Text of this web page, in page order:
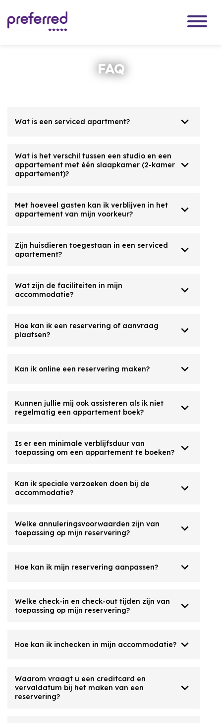
FAQ
Wat is een serviced apartment? expand_more
Wat is het verschil tussen een studio en een
appartement met één slaapkamer (2-kamer
appartement)?
expand_more
Met hoeveel gasten kan ik verblijven in het
appartement van mijn voorkeur?
expand_more
Zijn huisdieren toegestaan in een serviced
apartement?
expand_more
Wat zijn de faciliteiten in mijn
accommodatie?
expand_more
Hoe kan ik een reservering of aanvraag
plaatsen?
expand_more
Kan ik online een reservering maken? expand_more
Kunnen jullie mij ook assisteren als ik niet
regelmatig een appartement boek?
expand_more
Is er een minimale verblijfsduur van
toepassing om een ​​appartement te boeken?
expand_more
Kan ik speciale verzoeken doen bij de
accommodatie?
expand_more
Welke annuleringsvoorwaarden zijn van
toepassing op mijn reservering?
expand_more
Hoe kan ik mijn reservering aanpassen? expand_more
Welke check-in en check-out tijden zijn van
toepassing op mijn reservering?
expand_more
Hoe kan ik inchecken in mijn accommodatie? expand_more
Waarom vraagt ​​u een ​​creditcard en
vervaldatum bij het maken van een
reservering?
expand_more